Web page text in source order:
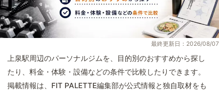
最終更新日：2026/08/07
上泉駅周辺のパーソナルジムを、目的別のおすすめから探し
たり、料金・体験・設備などの条件で比較したりできます。
掲載情報は、FIT PALETTE編集部が公式情報と独自取材をも